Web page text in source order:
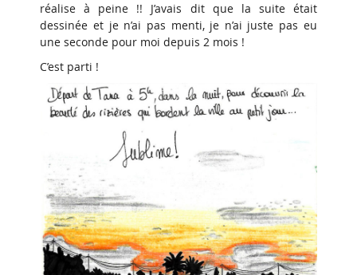
réalise à peine !! J’avais dit que la suite était
dessinée et je n’ai pas menti, je n’ai juste pas eu
une seconde pour moi depuis 2 mois !
C’est parti !